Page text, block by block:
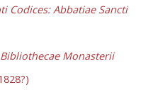
Codices: Abbatiae Sancti
Monasterii